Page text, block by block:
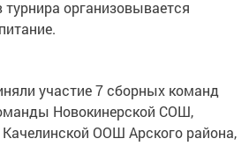
Новокинерской СОШ,
ООШ Арского района,
школ Тюлячинского,